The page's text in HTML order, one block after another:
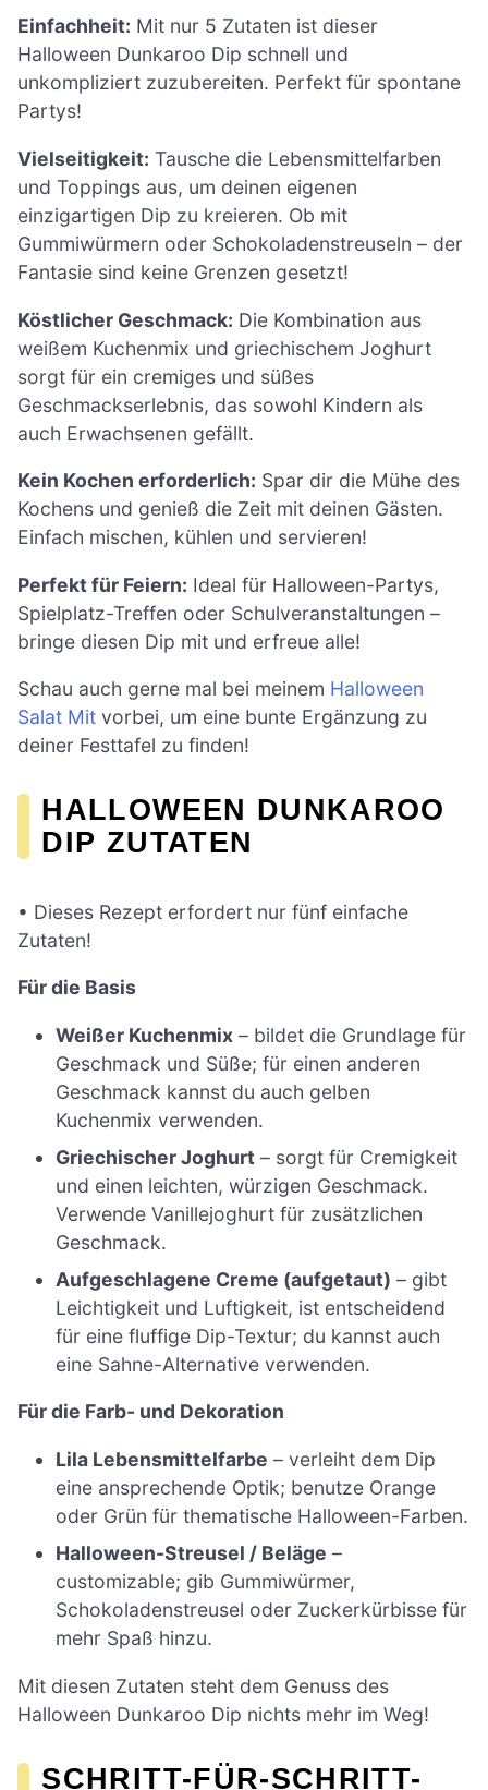
Einfachheit: Mit nur 5 Zutaten ist dieser
Halloween Dunkaroo Dip schnell und
unkompliziert zuzubereiten. Perfekt für spontane
Partys!
Vielseitigkeit: Tausche die Lebensmittelfarben
und Toppings aus, um deinen eigenen
einzigartigen Dip zu kreieren. Ob mit
Gummiwürmern oder Schokoladenstreuseln – der
Fantasie sind keine Grenzen gesetzt!
Köstlicher Geschmack: Die Kombination aus
weißem Kuchenmix und griechischem Joghurt
sorgt für ein cremiges und süßes
Geschmackserlebnis, das sowohl Kindern als
auch Erwachsenen gefällt.
Kein Kochen erforderlich: Spar dir die Mühe des
Kochens und genieß die Zeit mit deinen Gästen.
Einfach mischen, kühlen und servieren!
Perfekt für Feiern: Ideal für Halloween-Partys,
Spielplatz-Treffen oder Schulveranstaltungen –
bringe diesen Dip mit und erfreue alle!
Schau auch gerne mal bei meinem Halloween
Salat Mit vorbei, um eine bunte Ergänzung zu
deiner Festtafel zu finden!
HALLOWEEN DUNKAROO
DIP ZUTATEN
• Dieses Rezept erfordert nur fünf einfache
Zutaten!
Für die Basis
Weißer Kuchenmix – bildet die Grundlage für
Geschmack und Süße; für einen anderen
Geschmack kannst du auch gelben
Kuchenmix verwenden.
Griechischer Joghurt – sorgt für Cremigkeit
und einen leichten, würzigen Geschmack.
Verwende Vanillejoghurt für zusätzlichen
Geschmack.
Aufgeschlagene Creme (aufgetaut) – gibt
Leichtigkeit und Luftigkeit, ist entscheidend
für eine fluffige Dip-Textur; du kannst auch
eine Sahne-Alternative verwenden.
Für die Farb- und Dekoration
Lila Lebensmittelfarbe – verleiht dem Dip
eine ansprechende Optik; benutze Orange
oder Grün für thematische Halloween-Farben.
Halloween-Streusel / Beläge –
customizable; gib Gummiwürmer,
Schokoladenstreusel oder Zuckerkürbisse für
mehr Spaß hinzu.
Mit diesen Zutaten steht dem Genuss des
Halloween Dunkaroo Dip nichts mehr im Weg!
SCHRITT-FÜR-SCHRITT-